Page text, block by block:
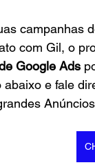
campanhas
com Gil, o
Google Ads
abaixo e fale